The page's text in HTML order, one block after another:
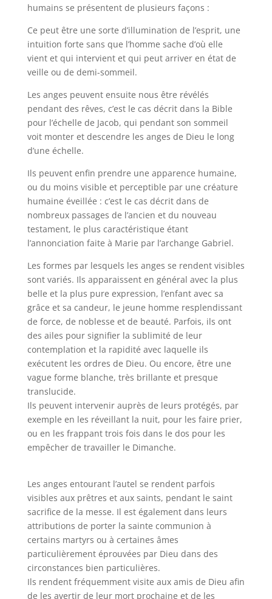
humains se présentent de plusieurs façons :
Ce peut être une sorte d’illumination de l’esprit, une
intuition forte sans que l’homme sache d’où elle
vient et qui intervient et qui peut arriver en état de
veille ou de demi-sommeil.
Les anges peuvent ensuite nous être révélés
pendant des rêves, c’est le cas décrit dans la Bible
pour l’échelle de Jacob, qui pendant son sommeil
voit monter et descendre les anges de Dieu le long
d’une échelle.
Ils peuvent enfin prendre une apparence humaine,
ou du moins visible et perceptible par une créature
humaine éveillée : c’est le cas décrit dans de
nombreux passages de l’ancien et du nouveau
testament, le plus caractéristique étant
l’annonciation faite à Marie par l’archange Gabriel.
Les formes par lesquels les anges se rendent visibles
sont variés. Ils apparaissent en général avec la plus
belle et la plus pure expression, l’enfant avec sa
grâce et sa candeur, le jeune homme resplendissant
de force, de noblesse et de beauté. Parfois, ils ont
des ailes pour signifier la sublimité de leur
contemplation et la rapidité avec laquelle ils
exécutent les ordres de Dieu. Ou encore, être une
vague forme blanche, très brillante et presque
translucide.
Ils peuvent intervenir auprès de leurs protégés, par
exemple en les réveillant la nuit, pour les faire prier,
ou en les frappant trois fois dans le dos pour les
empêcher de travailler le Dimanche.
Les anges entourant l’autel se rendent parfois
visibles aux prêtres et aux saints, pendant le saint
sacrifice de la messe. Il est également dans leurs
attributions de porter la sainte communion à
certains martyrs ou à certaines âmes
particulièrement éprouvées par Dieu dans des
circonstances bien particulières.
Ils rendent fréquemment visite aux amis de Dieu afin
de les avertir de leur mort prochaine et de les